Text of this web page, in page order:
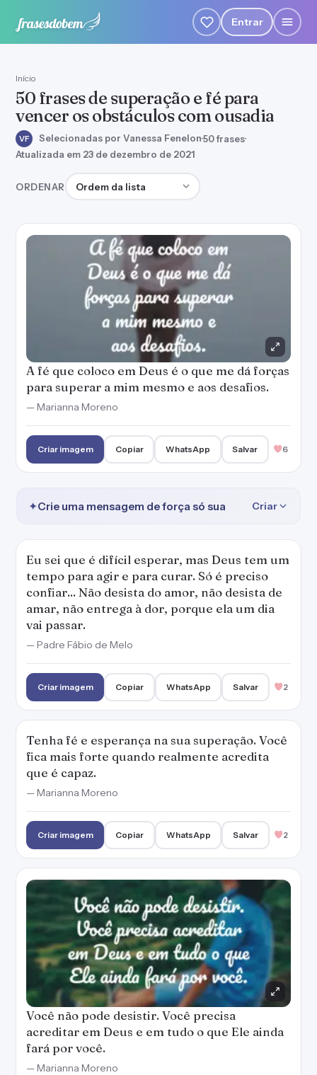
Entrar
Início
50 frases de superação e fé para
vencer os obstáculos com ousadia
VF Selecionadas por Vanessa Fenelon·50 frases·
Atualizada em 23 de dezembro de 2021
ORDENAR Ordenar frases
A fé que coloco em Deus é o que me dá forças
para superar a mim mesmo e aos desafios.
— Marianna Moreno
Criar imagem Copiar WhatsApp Salvar 6
✦Crie uma mensagem de força só sua Criar
Eu sei que é difícil esperar, mas Deus tem um
tempo para agir e para curar. Só é preciso
confiar... Não desista do amor, não desista de
amar, não entrega à dor, porque ela um dia
vai passar.
— Padre Fábio de Melo
Criar imagem Copiar WhatsApp Salvar 2
Tenha fé e esperança na sua superação. Você
fica mais forte quando realmente acredita
que é capaz.
— Marianna Moreno
Criar imagem Copiar WhatsApp Salvar 2
Você não pode desistir. Você precisa
acreditar em Deus e em tudo o que Ele ainda
fará por você.
— Marianna Moreno